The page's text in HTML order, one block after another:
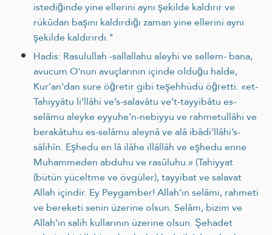
istediğinde yine ellerini aynı şekilde kaldırır ve
rükûdan başını kaldırdığı zaman yine ellerini aynı
şekilde kaldırırdı."
Hadis: Rasulullah -sallallahu aleyhi ve sellem- bana,
avucum O'nun avuçlarının içinde olduğu halde,
Kur'an'dan sure öğretir gibi teşehhüdü öğretti. «et-
Tahiyyâtu li’llâhi ve’s-salavâtu ve’t-tayyibâtu es-
selâmu aleyke eyyuhe’n-nebiyyu ve rahmetullâhi ve
berakâtuhu es-selâmu aleynâ ve alâ ibâdi’llâhi’s-
sâlihîn. Eşhedu en lâ ilâhe illâllâh ve eşhedu enne
Muhammeden abduhu ve rasûluhu.» (Tahiyyat
(bütün yüceltme ve övgüler), tayyibat ve salavat
Allah içindir. Ey Peygamber! Allah’ın selâmı, rahmeti
ve bereketi senin üzerine olsun. Selâm, bizim ve
Allah’ın salih kullarının üzerine olsun. Şehadet